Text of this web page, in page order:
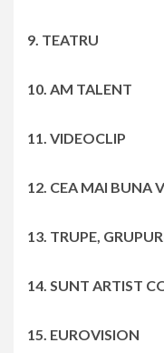
9. TEATRU
10. AM TALENT
11. VIDEOCLIP
12. CEA MAI BUNA
13. TRUPE,
14. SUNT ARTIST
15. EUROVISION